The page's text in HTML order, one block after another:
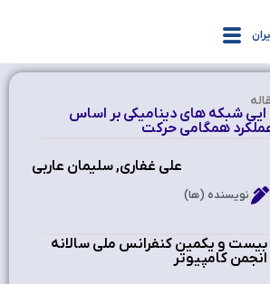
ایی شبکه های دینامیکی بر اساس
همگامی حرکت
علی غفاری, سلیمان عاربی
نویسنده (ها)
بیست و یکمین کنفرانس ملی سالانه
انجمن کامپیوتر